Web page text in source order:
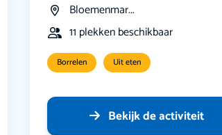
Bloemenmar...
11 plekken beschikbaar
Borrelen Uit eten
Bekijk de activiteit